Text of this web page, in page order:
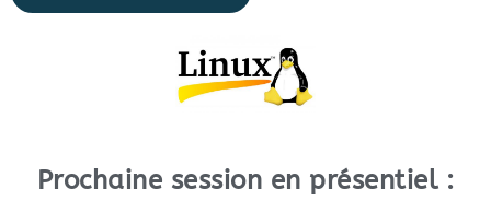
Prochaine session en présentiel :